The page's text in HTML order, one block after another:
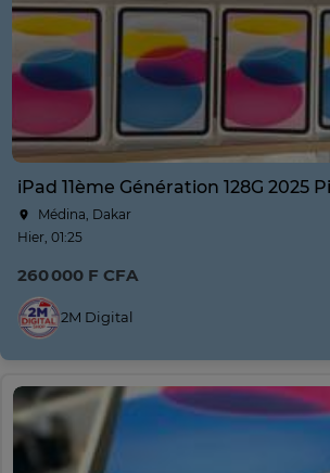
iPad 11ème Génération 128G 2025
Médina, Dakar
Hier, 01:25
260 000 F CFA
2M Digital